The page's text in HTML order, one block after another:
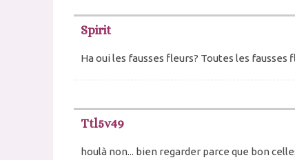
Spirit
Ha oui les fausses fleurs? Toutes les fausses
Ttl5v49
houlà non... bien regarder parce que bon